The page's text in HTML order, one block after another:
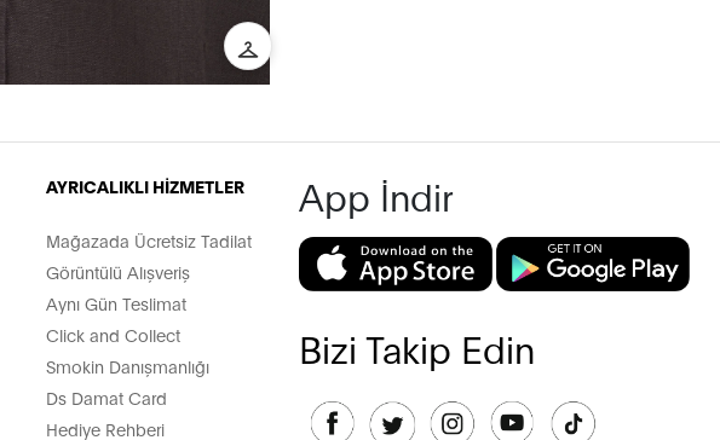
AYRICALIKLI HİZMETLER
Mağazada Ücretsiz Tadilat
Görüntülü Alışveriş
Aynı Gün Teslimat
Click and Collect
Smokin Danışmanlığı
Ds Damat Card
Hediye Rehberi
App İndir
Bizi Takip Edin